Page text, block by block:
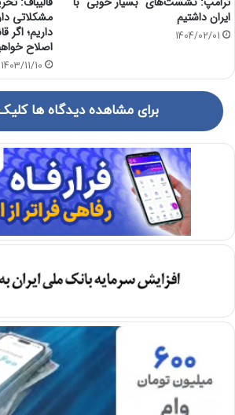
ایران داشتیم
1404/02/01
مشکلاتی
داریم؛ اگر
اصلاح
1403/11/10
برای مشاهده دیدگاه ها